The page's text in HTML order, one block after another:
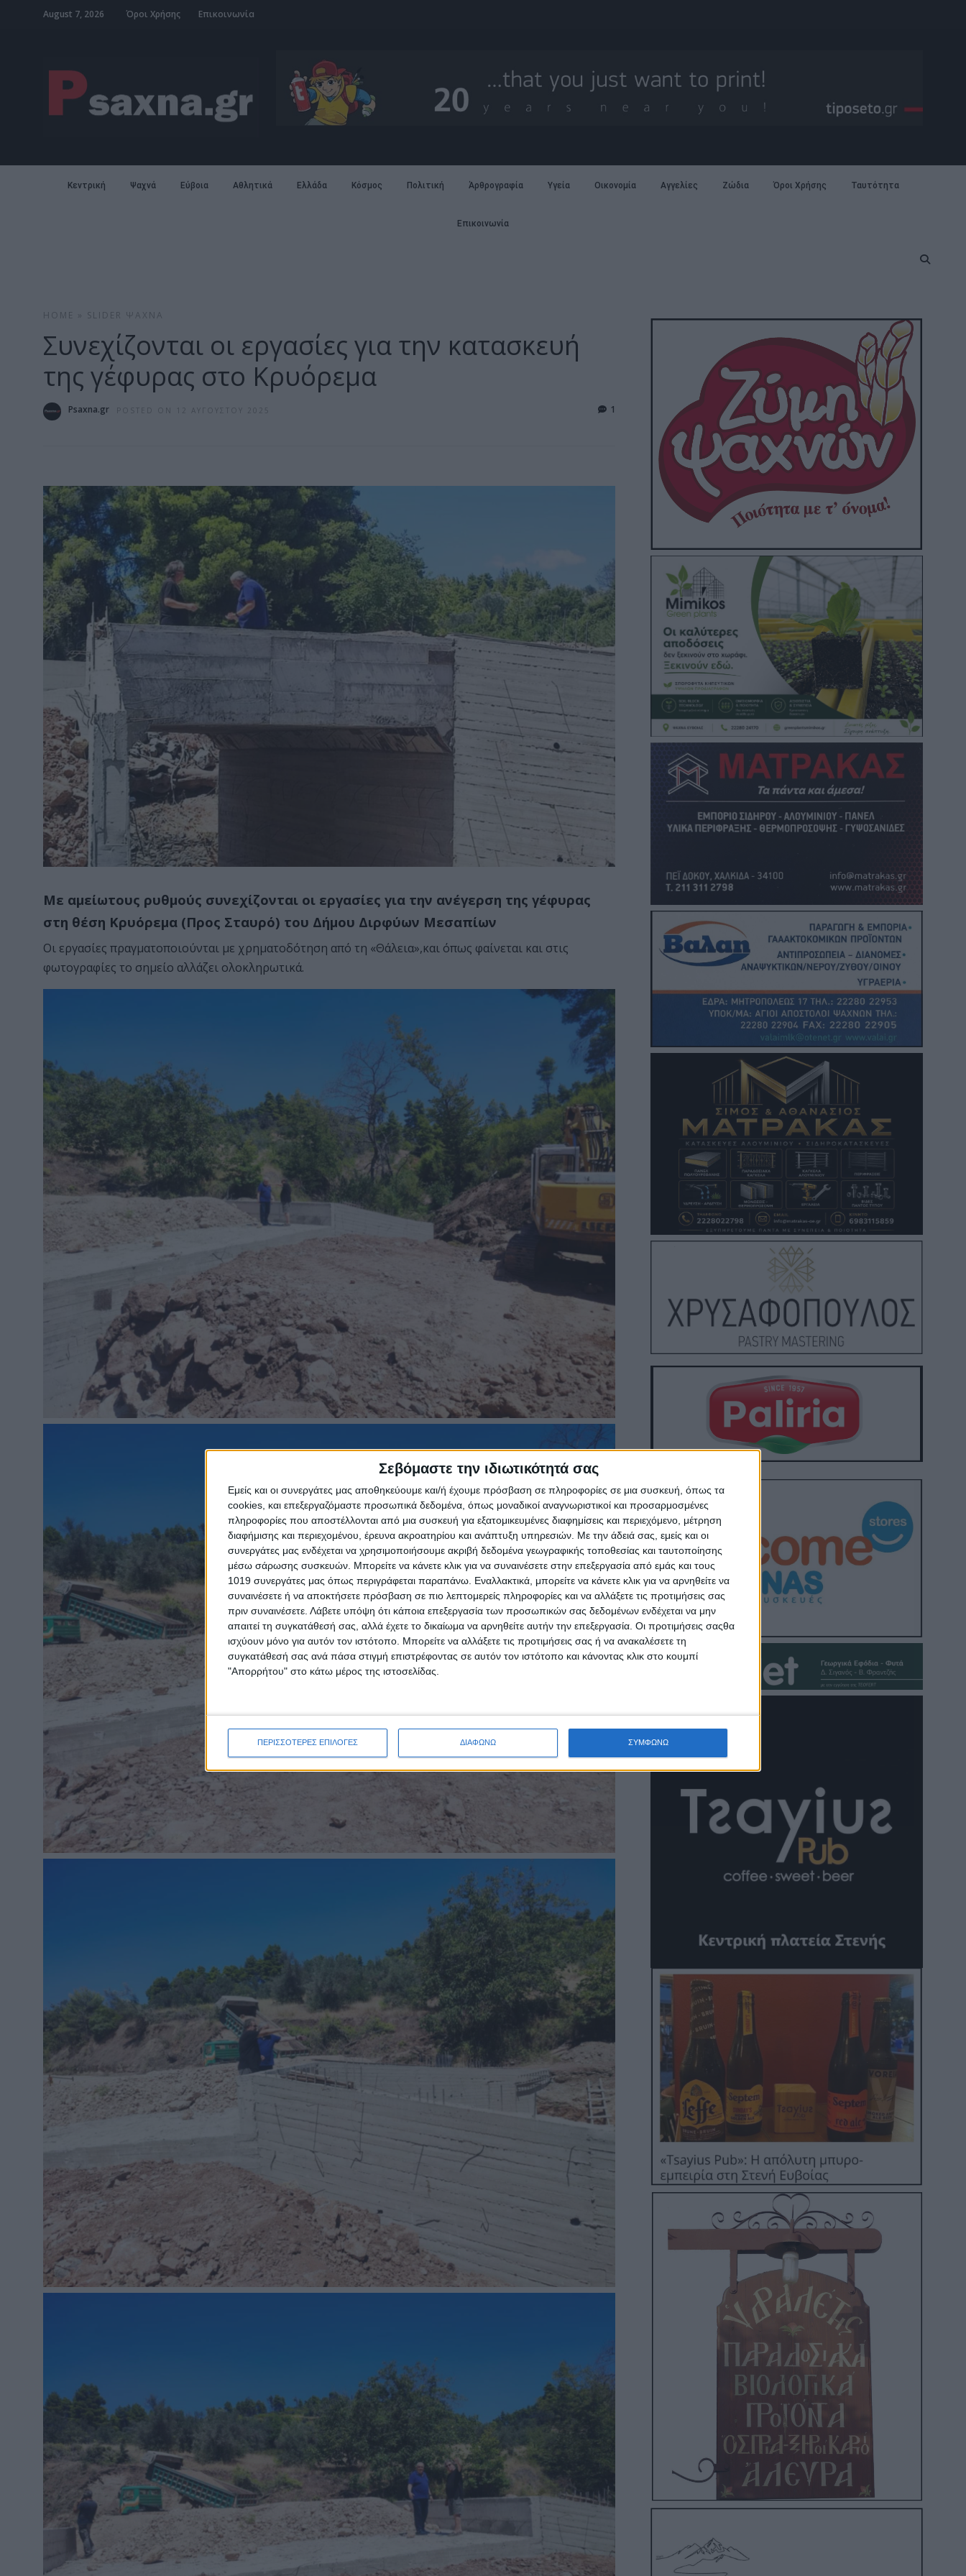
Σεβόμαστε την ιδιωτικότητά σας
Εμείς και οι συνεργάτες μας αποθηκεύουμε και/ή έχουμε πρόσβαση σε πληροφορίες σε μια συσκευή, όπως τα
cookies, και επεξεργαζόμαστε προσωπικά δεδομένα, όπως μοναδικοί αναγνωριστικοί και προσαρμοσμένες
πληροφορίες που αποστέλλονται από μια συσκευή για εξατομικευμένες διαφημίσεις και περιεχόμενο, μέτρηση
διαφήμισης και περιεχομένου, έρευνα ακροατηρίου και ανάπτυξη υπηρεσιών. Με την άδειά σας, εμείς και οι
συνεργάτες μας ενδέχεται να χρησιμοποιήσουμε ακριβή δεδομένα γεωγραφικής τοποθεσίας και ταυτοποίησης
μέσω σάρωσης συσκευών. Μπορείτε να κάνετε κλικ για να συναινέσετε στην επεξεργασία από εμάς και τους
1019 συνεργάτες μας όπως περιγράφεται παραπάνω. Εναλλακτικά, μπορείτε να κάνετε κλικ για να αρνηθείτε να
συναινέσετε ή να αποκτήσετε πρόσβαση σε πιο λεπτομερείς πληροφορίες και να αλλάξετε τις προτιμήσεις σας
πριν συναινέσετε. Λάβετε υπόψη ότι κάποια επεξεργασία των προσωπικών σας δεδομένων ενδέχεται να μην
απαιτεί τη συγκατάθεσή σας, αλλά έχετε το δικαίωμα να αρνηθείτε αυτήν την επεξεργασία. Οι προτιμήσεις σαςθα
ισχύουν μόνο για αυτόν τον ιστότοπο. Μπορείτε να αλλάξετε τις προτιμήσεις σας ή να ανακαλέσετε τη
συγκατάθεσή σας ανά πάσα στιγμή επιστρέφοντας σε αυτόν τον ιστότοπο και κάνοντας κλικ στο κουμπί
"Απορρήτου" στο κάτω μέρος της ιστοσελίδας.
ΠΕΡΙΣΣΟΤΕΡΕΣ ΕΠΙΛΟΓΕΣ ΔΙΑΦΩΝΩ ΣΥΜΦΩΝΩ
August 7, 2026 Όροι Χρήσης Επικοινωνία
Κεντρική Ψαχνά Εύβοια Αθλητικά Ελλάδα Κόσμος Πολιτική Άρθρογραφία Υγεία Οικονομία Αγγελίες Ζώδια Όροι Χρήσης Ταυτότητα
Επικοινωνία
HOME SLIDER ΨΑΧΝΆ
Συνεχίζονται οι εργασίες για την κατασκευή
της γέφυρας στο Κρυόρεμα
Psaxna.gr POSTED ON 12 ΑΥΓΟΎΣΤΟΥ 2025 1
Με αμείωτους ρυθμούς συνεχίζονται οι εργασίες για την ανέγερση της γέφυρας
στη θέση Κρυόρεμα (Προς Σταυρό) του Δήμου Διρφύων Μεσαπίων
Οι εργασίες πραγματοποιούνται με χρηματοδότηση από τη «Θάλεια»,και όπως φαίνεται και στις
φωτογραφίες το σημείο αλλάζει ολοκληρωτικά.